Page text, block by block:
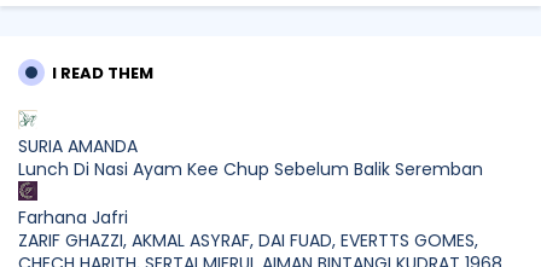
I READ THEM
SURIA AMANDA
Lunch Di Nasi Ayam Kee Chup Sebelum Balik Seremban
Farhana Jafri
ZARIF GHAZZI, AKMAL ASYRAF, DAI FUAD, EVERTTS GOMES,